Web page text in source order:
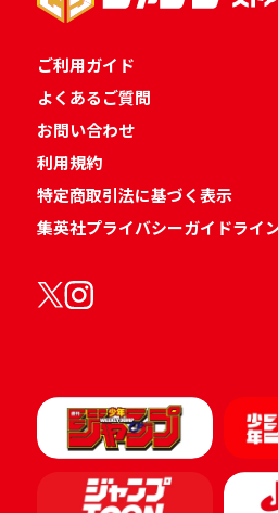
ご利用ガイド
よくあるご質問
お問い合わせ
利用規約
特定商取引法に基づく表示
集英社プライバシーガイドライ